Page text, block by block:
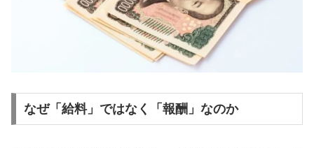
なぜ「給料」ではなく「報酬」なのか